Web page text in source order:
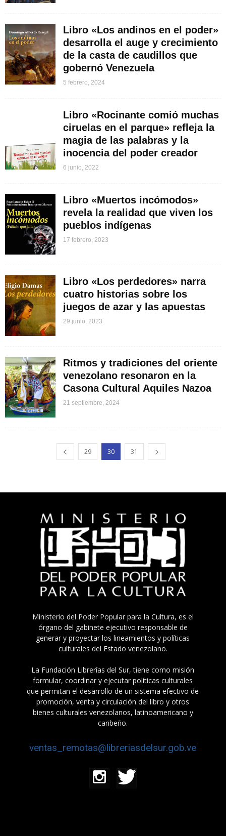
Libro «Los andinos en el poder»
desarrolla el auge y crecimiento
de la casta de caudillos que
gobernó Venezuela
5 febrero, 2024
Libro «Rocinante comió muchas
ciruelas en el parque» refleja la
magia de las palabras y la
inocencia del poder creador
6 junio, 2022
Libro «Muertos incómodos»
revela la realidad que viven los
pueblos indígenas
17 febrero, 2023
Libro «Los perdedores» narra
cuatro historias sobre los
juegos de azar y las apuestas
29 junio, 2023
Ritmos y tradiciones del oriente
venezolano resonaron en la
Casona Cultural Aquiles Nazoa
21 septiembre, 2024
29 30 31
Ministerio del Poder Popular para la Cultura, es el
órgano del gabinete ejecutivo responsable de
generar y proyectar los lineamientos y políticas
culturales del Estado venezolano.
La Fundación Librerías del Sur, tiene como misión
formular, coordinar y ejecutar políticas culturales
que permitan el desarrollo de un sistema efectivo de
promoción, venta y circulación del libro y otros
bienes culturales venezolanos, latinoamericano y
caribeño.
ventas_remotas@libreriasdelsur.gob.ve